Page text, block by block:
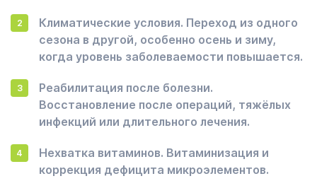
Климатические условия. Переход из одного
сезона в другой, особенно осень и зиму,
когда уровень заболеваемости повышается.
Реабилитация после болезни.
Восстановление после операций, тяжёлых
инфекций или длительного лечения.
Нехватка витаминов. Витаминизация и
коррекция дефицита микроэлементов.